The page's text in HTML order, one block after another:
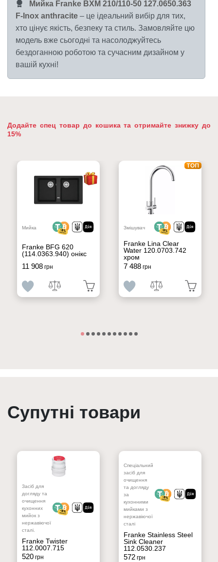
Мийка Franke BXM 210/110-50 127.0650.363
F-Inox anthracite – це ідеальний вибір для тих,
хто цінує якість, безпеку та стиль. Замовляйте цю
модель вже сьогодні та насолоджуйтесь
бездоганною роботою та сучасним дизайном у
вашій кухні!
Додайте спец товар до кошика та отримайте знижку до
15%
Мийка
Franke BFG 620
(114.0363.940) онікс
11 908грн
Змішувач
Franke Lina Clear
Water 120.0703.742
хром
7 488грн
Супутні товари
Засіб для
догляду та
очищення
кухонних
мийок з
нержавіючої
сталі.
Franke Twister
112.0007.715
520грн
Спеціальний
засіб для
очищення
та догляду
за
кухонними
мийками з
нержавіючої
сталі
Franke Stainless Steel
Sink Cleaner
112.0530.237
572грн